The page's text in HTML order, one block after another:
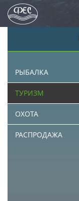
РЫБАЛКА
ТУРИЗМ
ОХОТА
РАСПРОДАЖА